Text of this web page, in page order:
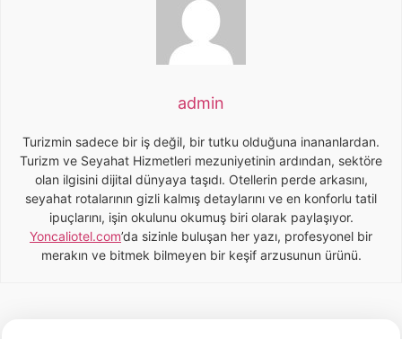
admin
Turizmin sadece bir iş değil, bir tutku olduğuna inananlardan.
Turizm ve Seyahat Hizmetleri mezuniyetinin ardından, sektöre
olan ilgisini dijital dünyaya taşıdı. Otellerin perde arkasını,
seyahat rotalarının gizli kalmış detaylarını ve en konforlu tatil
ipuçlarını, işin okulunu okumuş biri olarak paylaşıyor.
Yoncaliotel.com’da sizinle buluşan her yazı, profesyonel bir
merakın ve bitmek bilmeyen bir keşif arzusunun ürünü.